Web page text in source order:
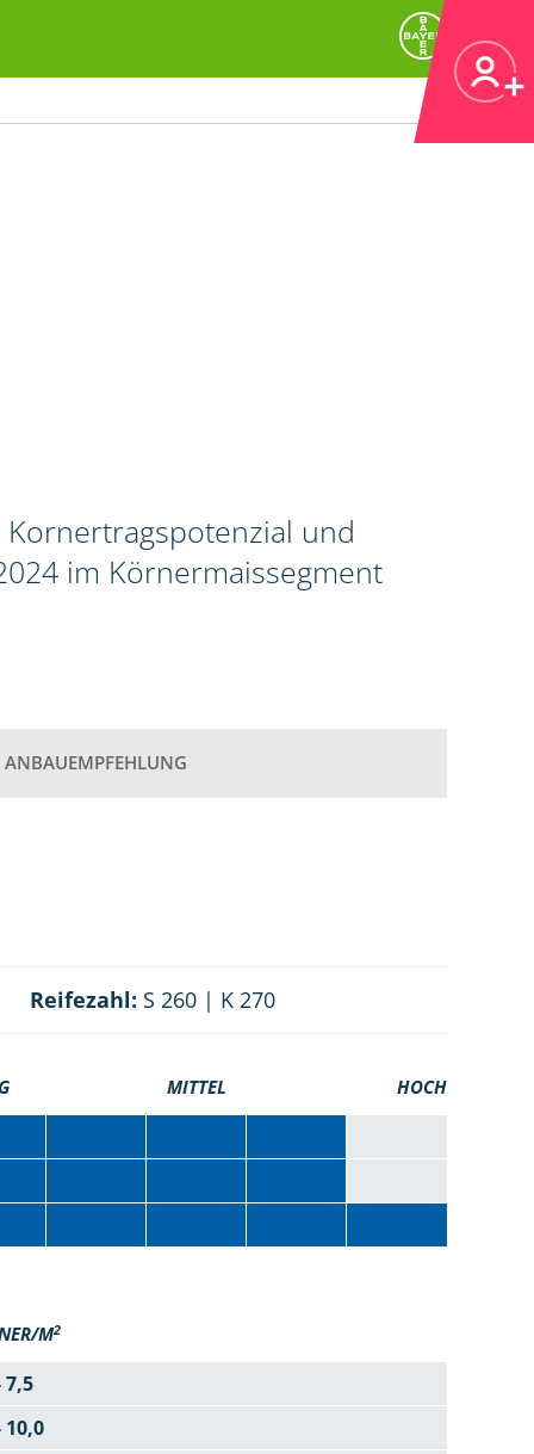
und
im Körnermaissegment
ANBAUEMPFEHLUNG
Reifezahl: S 260 | K 270
MITTEL HOCH
M2
7,5
10,0